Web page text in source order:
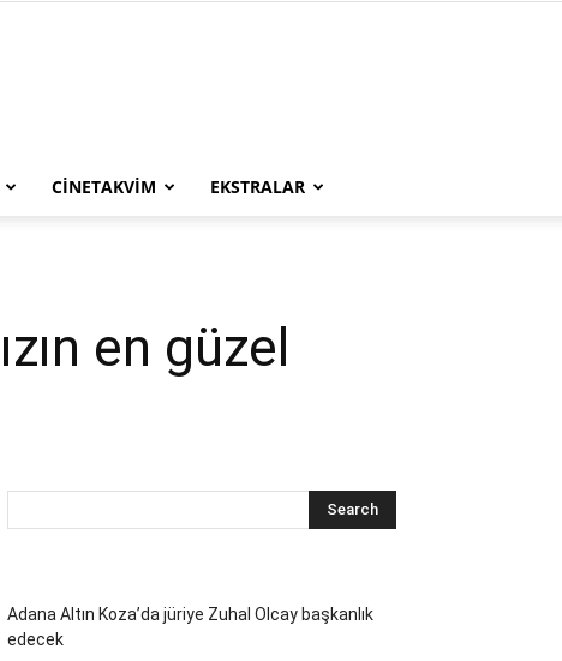
CINETAKVIM EKSTRALAR
en güzel
Adana Altın Koza’da jüriye Zuhal Olcay başkanlık
edecek